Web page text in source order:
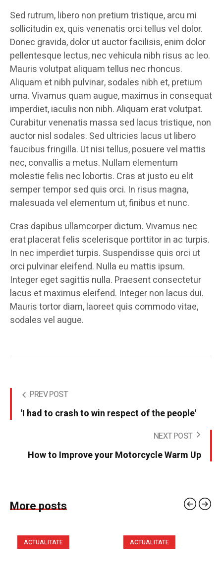
Sed rutrum, libero non pretium tristique, arcu mi
sollicitudin ex, quis venenatis orci tellus vel dolor.
Donec gravida, dolor ut auctor facilisis, enim dolor
pellentesque lectus, nec vehicula nibh risus ac leo.
Mauris volutpat aliquam tellus nec rhoncus.
Aliquam et nibh pulvinar, sodales nibh et, pretium
urna. Vivamus quam augue, maximus in consequat
imperdiet, iaculis non nibh. Aliquam erat volutpat.
Curabitur venenatis massa sed lacus tristique, non
auctor nisl sodales. Sed ultricies lacus ut libero
faucibus fringilla. Ut nisi tellus, posuere vel mattis
nec, convallis a metus. Nullam elementum
molestie felis nec lobortis. Cras at justo eu elit
semper tempor sed quis orci. In risus magna,
malesuada vel elementum ut, finibus et nunc.
Cras dapibus ullamcorper dictum. Vivamus nec
erat placerat felis scelerisque porttitor in ac turpis.
In nec imperdiet turpis. Suspendisse quis orci ut
orci pulvinar eleifend. Nulla eu mattis ipsum.
Integer eget sagittis nulla. Praesent consectetur
lacus et maximus eleifend. Integer non lacus dui.
Mauris tortor diam, laoreet quis commodo vitae,
sodales vel augue.
PREV POST
'I had to crash to win respect of the people'
NEXT POST
How to Improve your Motorcycle Warm Up
More posts
ACTUALITATE ACTUALITATE